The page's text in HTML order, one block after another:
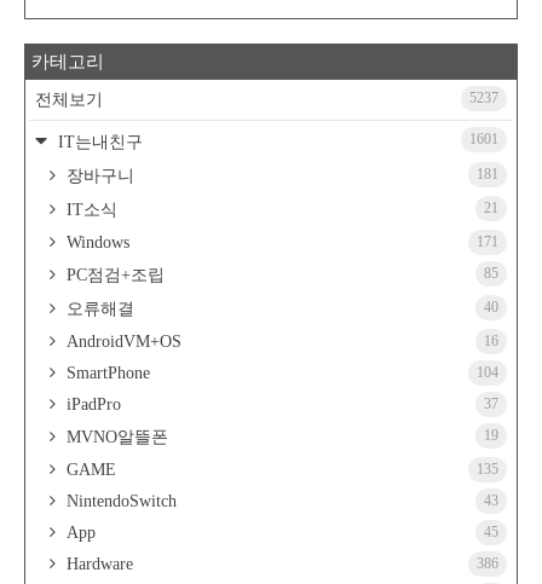
카테고리
전체보기 5237
IT는내친구 1601
장바구니 181
IT소식 21
Windows 171
PC점검+조립 85
오류해결 40
AndroidVM+OS 16
SmartPhone 104
iPadPro 37
MVNO알뜰폰 19
GAME 135
NintendoSwitch 43
App 45
Hardware 386